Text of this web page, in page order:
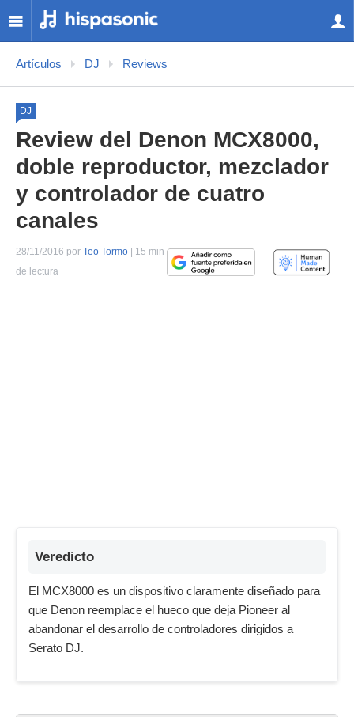
Artículos DJ Reviews
DJ
Review del Denon MCX8000,
doble reproductor, mezclador
y controlador de cuatro
canales
28/11/2016 por Teo Tormo | 15 min
de lectura
Veredicto
El MCX8000 es un dispositivo claramente diseñado para
que Denon reemplace el hueco que deja Pioneer al
abandonar el desarrollo de controladores dirigidos a
Serato DJ.